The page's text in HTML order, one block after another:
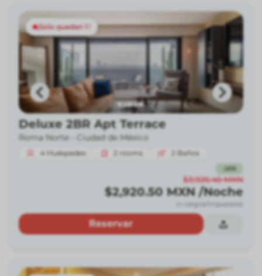
¡Solo quedan 1 !
Deluxe 2BR Apt Terrace
Roma Norte - Ciudad de México
4 Huéspedes 2 rooms 2 Baños
26%
$3,926.45 MXN
$2,920.50 MXN /Noche
(+ cargos/impuestos)
Reservar